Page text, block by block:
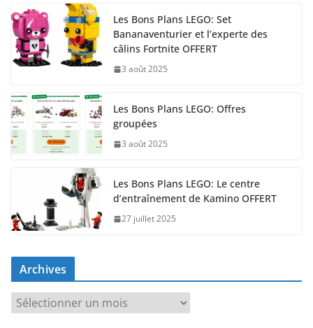
Les Bons Plans LEGO: Set
Bananaventurier et l’experte des
câlins Fortnite OFFERT
3 août 2025
Les Bons Plans LEGO: Offres
groupées
3 août 2025
Les Bons Plans LEGO: Le centre
d’entraînement de Kamino OFFERT
27 juillet 2025
Archives
r